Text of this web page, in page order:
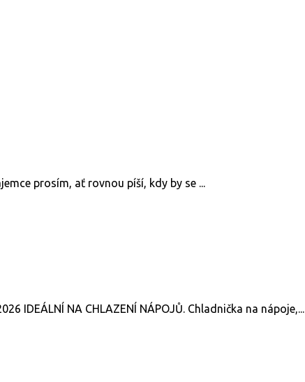
prosím, ať rovnou píší, kdy by se ...
IDEÁLNÍ NA CHLAZENÍ NÁPOJŮ. Chladnička na nápoje,...